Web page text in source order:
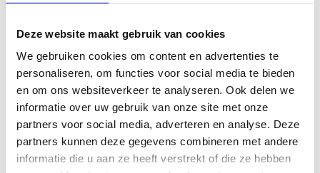
Deze website maakt gebruik van cookies
We gebruiken cookies om content en advertenties te
personaliseren, om functies voor social media te bieden
en om ons websiteverkeer te analyseren. Ook delen we
informatie over uw gebruik van onze site met onze
partners voor social media, adverteren en analyse. Deze
partners kunnen deze gegevens combineren met andere
informatie die u aan ze heeft verstrekt of die ze hebben
Notarissen
Technische bedrijven
Administratieve diensten
Kmo’smet veel dossierverwerking
Wij begeleiden bedrijven in Vlaanderen en
Brussel, maar ook in Nederland, met
documentoplossingen die afgestemd zijn op